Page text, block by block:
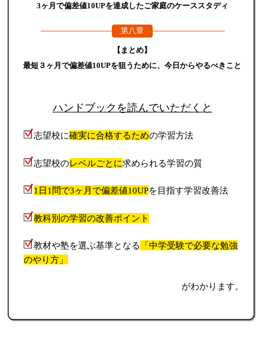
3ヶ月で偏差値10UPを達成したご家庭のケーススタディ
第八章
【まとめ】
最短３ヶ月で偏差値10UPを狙うために、今日からやるべきこと
ハンドブックを読んでいただくと
志望校に確実に合格するための学習方法
志望校のレベルごとに求められる学習の質
1日1問で3ヶ月で偏差値10UPを目指す学習改善法
教科別の学習の改善ポイント
教材や塾を選ぶ基準となる
「中学受験で必要な勉強
のやり方」
がわかります。